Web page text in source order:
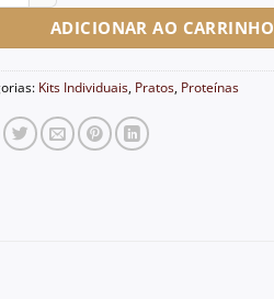
ADICIONAR AO CARRINHO
Kits Individuais, Pratos, Proteínas